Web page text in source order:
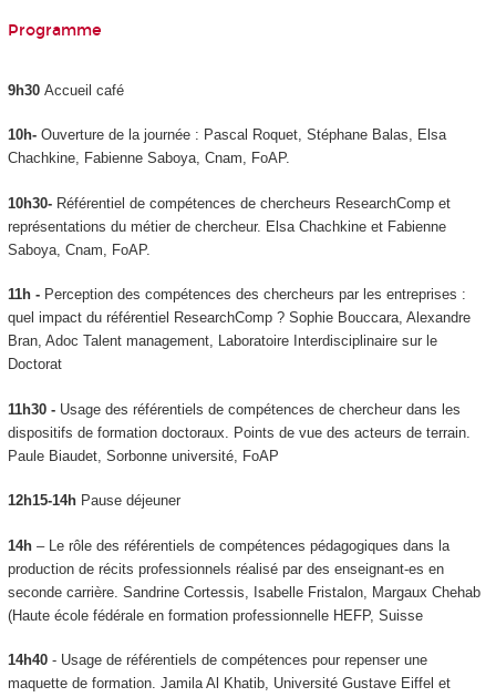
Programme
9h30 Accueil café
10h- Ouverture de la journée : Pascal Roquet, Stéphane Balas, Elsa
Chachkine, Fabienne Saboya, Cnam, FoAP.
10h30- Référentiel de compétences de chercheurs ResearchComp et
représentations du métier de chercheur. Elsa Chachkine et Fabienne
Saboya, Cnam, FoAP.
11h - Perception des compétences des chercheurs par les entreprises :
quel impact du référentiel ResearchComp ? Sophie Bouccara, Alexandre
Bran, Adoc Talent management, Laboratoire Interdisciplinaire sur le
Doctorat
11h30 -Usage des référentiels de compétences de chercheur dans les
dispositifs de formation doctoraux. Points de vue des acteurs de terrain.
Paule Biaudet, Sorbonne université, FoAP
12h15-14hPause déjeuner
14h– Le rôle des référentiels de compétences pédagogiques dans la
production de récits professionnels réalisé par des enseignant-es en
seconde carrière. Sandrine Cortessis, Isabelle Fristalon, Margaux Chehab
(Haute école fédérale en formation professionnelle HEFP, Suisse
14h40 - Usage de référentiels de compétences pour repenser une
maquette de formation. Jamila Al Khatib, Université Gustave Eiffel et